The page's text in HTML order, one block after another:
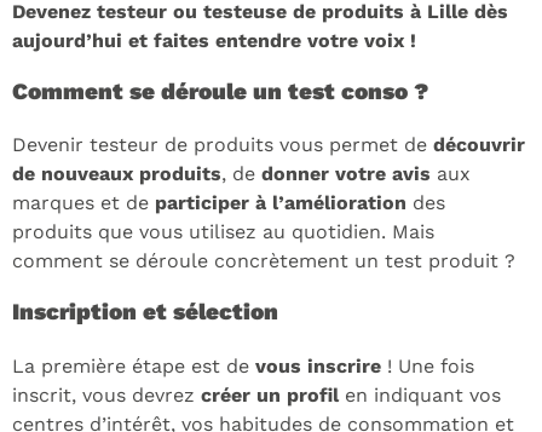
Devenez testeur ou testeuse de produits à Lille dès
aujourd’hui et faites entendre votre voix !
Comment se déroule un test conso ?
Devenir testeur de produits vous permet de découvrir
de nouveaux produits, de donner votre avis aux
marques et de participer à l’amélioration des
produits que vous utilisez au quotidien. Mais
comment se déroule concrètement un test produit ?
Inscription et sélection
La première étape est de vous inscrire ! Une fois
inscrit, vous devrez créer un profilen indiquant vos
centres d’intérêt, vos habitudes de consommation et